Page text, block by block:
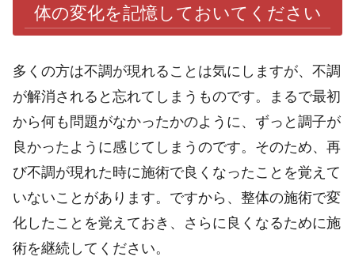
体の変化を記憶しておいてください
多くの方は不調が現れることは気にしますが、不調
が解消されると忘れてしまうものです。まるで最初
から何も問題がなかったかのように、ずっと調子が
良かったように感じてしまうのです。そのため、再
び不調が現れた時に施術で良くなったことを覚えて
いないことがあります。ですから、整体の施術で変
化したことを覚えておき、さらに良くなるために施
術を継続してください。